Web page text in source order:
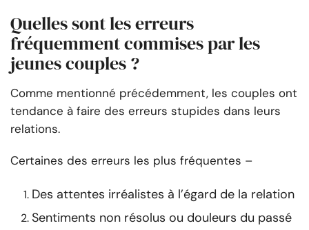
Quelles sont les erreurs
fréquemment commises par les
jeunes couples ?
Comme mentionné précédemment, les couples ont
tendance à faire des erreurs stupides dans leurs
relations.
Certaines des erreurs les plus fréquentes –
Des attentes irréalistes à l’égard de la relation
Sentiments non résolus ou douleurs du passé